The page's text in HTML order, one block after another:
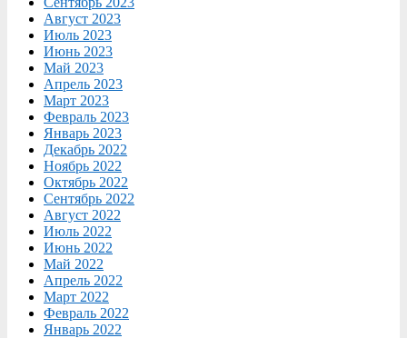
Август 2023
Июль 2023
Июнь 2023
Май 2023
Апрель 2023
Март 2023
Февраль 2023
Январь 2023
Декабрь 2022
Ноябрь 2022
Октябрь 2022
Сентябрь 2022
Август 2022
Июль 2022
Июнь 2022
Май 2022
Апрель 2022
Март 2022
Февраль 2022
Январь 2022